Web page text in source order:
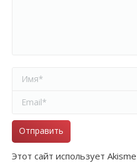
Имя *
Email *
Отправить
Этот сайт использует